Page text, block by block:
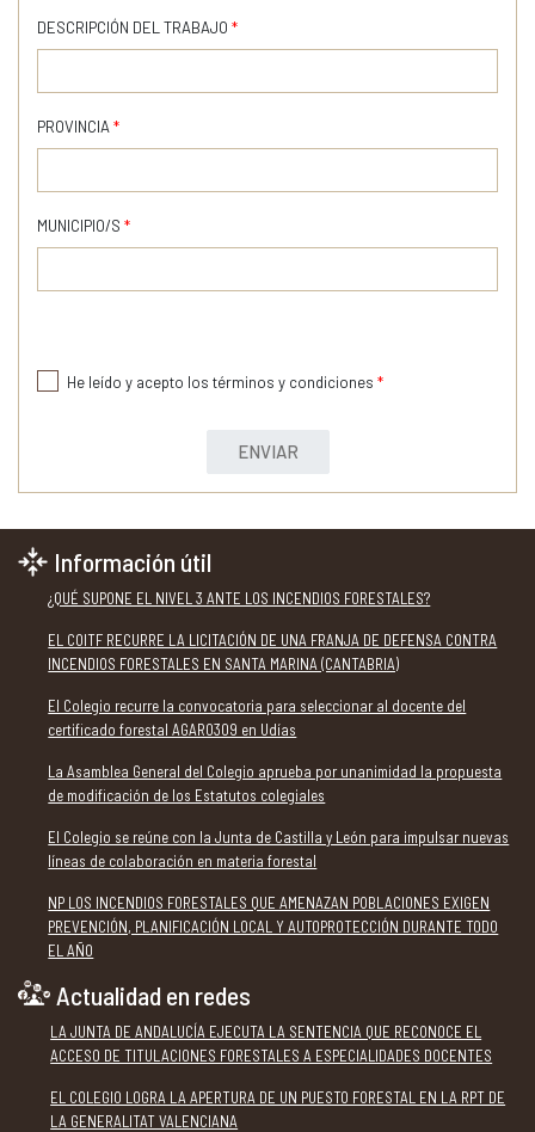
DESCRIPCIÓN DEL TRABAJO *
PROVINCIA *
MUNICIPIO/S *
He leído y acepto los términos y condiciones *
ENVIAR
Información útil
¿QUÉ SUPONE EL NIVEL 3 ANTE LOS INCENDIOS FORESTALES?
EL COITF RECURRE LA LICITACIÓN DE UNA FRANJA DE DEFENSA CONTRA
INCENDIOS FORESTALES EN SANTA MARINA (CANTABRIA)
El Colegio recurre la convocatoria para seleccionar al docente del
certificado forestal AGAR0309 en Udías
La Asamblea General del Colegio aprueba por unanimidad la propuesta
de modificación de los Estatutos colegiales
El Colegio se reúne con la Junta de Castilla y León para impulsar nuevas
líneas de colaboración en materia forestal
NP LOS INCENDIOS FORESTALES QUE AMENAZAN POBLACIONES EXIGEN
PREVENCIÓN, PLANIFICACIÓN LOCAL Y AUTOPROTECCIÓN DURANTE TODO
EL AÑO
Actualidad en redes
LA JUNTA DE ANDALUCÍA EJECUTA LA SENTENCIA QUE RECONOCE EL
ACCESO DE TITULACIONES FORESTALES A ESPECIALIDADES DOCENTES
EL COLEGIO LOGRA LA APERTURA DE UN PUESTO FORESTAL EN LA RPT DE
LA GENERALITAT VALENCIANA